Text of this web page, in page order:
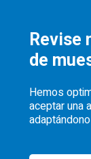
Revise
de
Hemos
aceptar una